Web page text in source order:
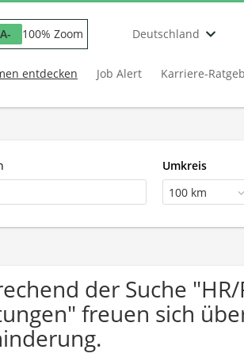
A- 100% Zoom Deutschland
entdecken Job Alert Karriere-
Umkreis
100 km
der Suche
freuen sich